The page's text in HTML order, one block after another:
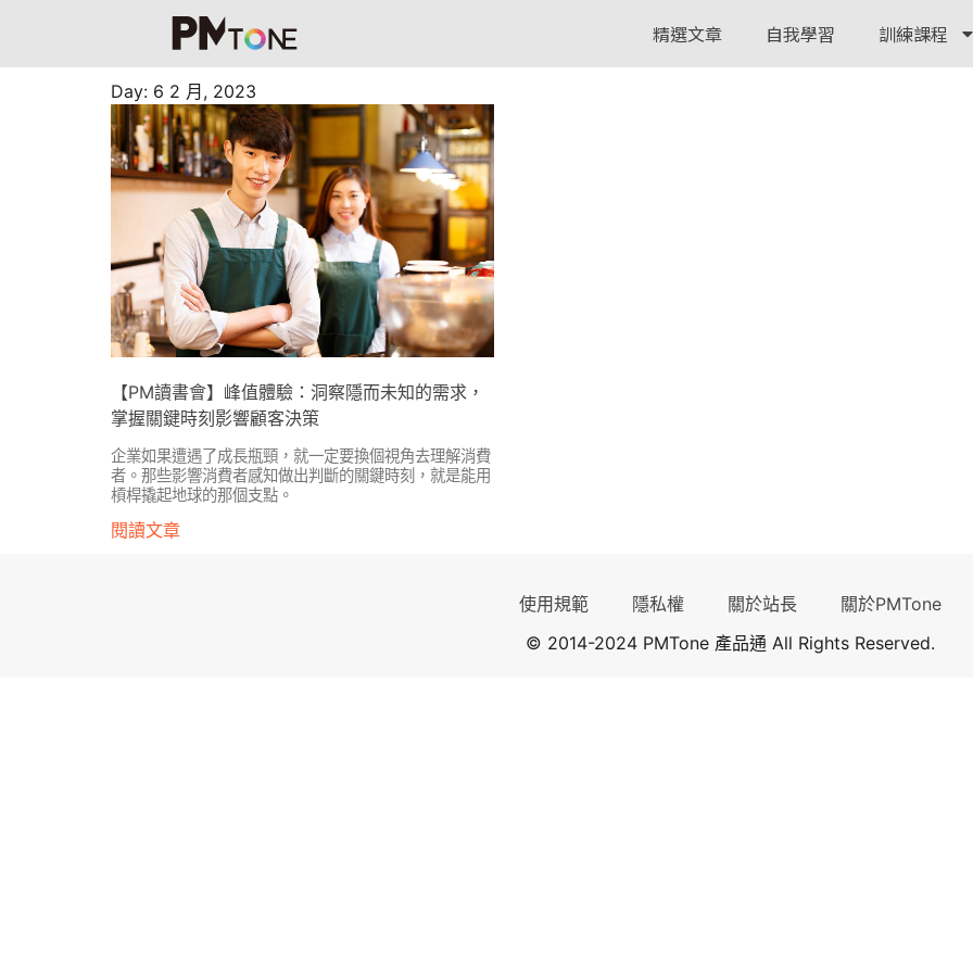
精選文章 自我學習 訓練課程
Day: 6 2 月, 2023
【PM讀書會】峰值體驗：洞察隱而未知的需求，
掌握關鍵時刻影響顧客決策
企業如果遭遇了成長瓶頸，就一定要換個視角去理解消費
者。那些影響消費者感知做出判斷的關鍵時刻，就是能用
槓桿撬起地球的那個支點。
閱讀文章
使用規範 隱私權 關於站長
關於PMTone
© 2014-2024 PMTone 產品通 All Rights Reserved.